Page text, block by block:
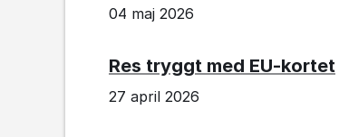
04 maj 2026
Res tryggt med EU-kortet
27 april 2026